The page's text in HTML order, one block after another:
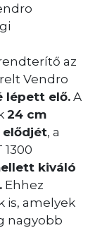
az
Vendro
lépett elő. A
24 cm
elődjét, a
kiváló
Ehhez
is, amelyek
nagyobb